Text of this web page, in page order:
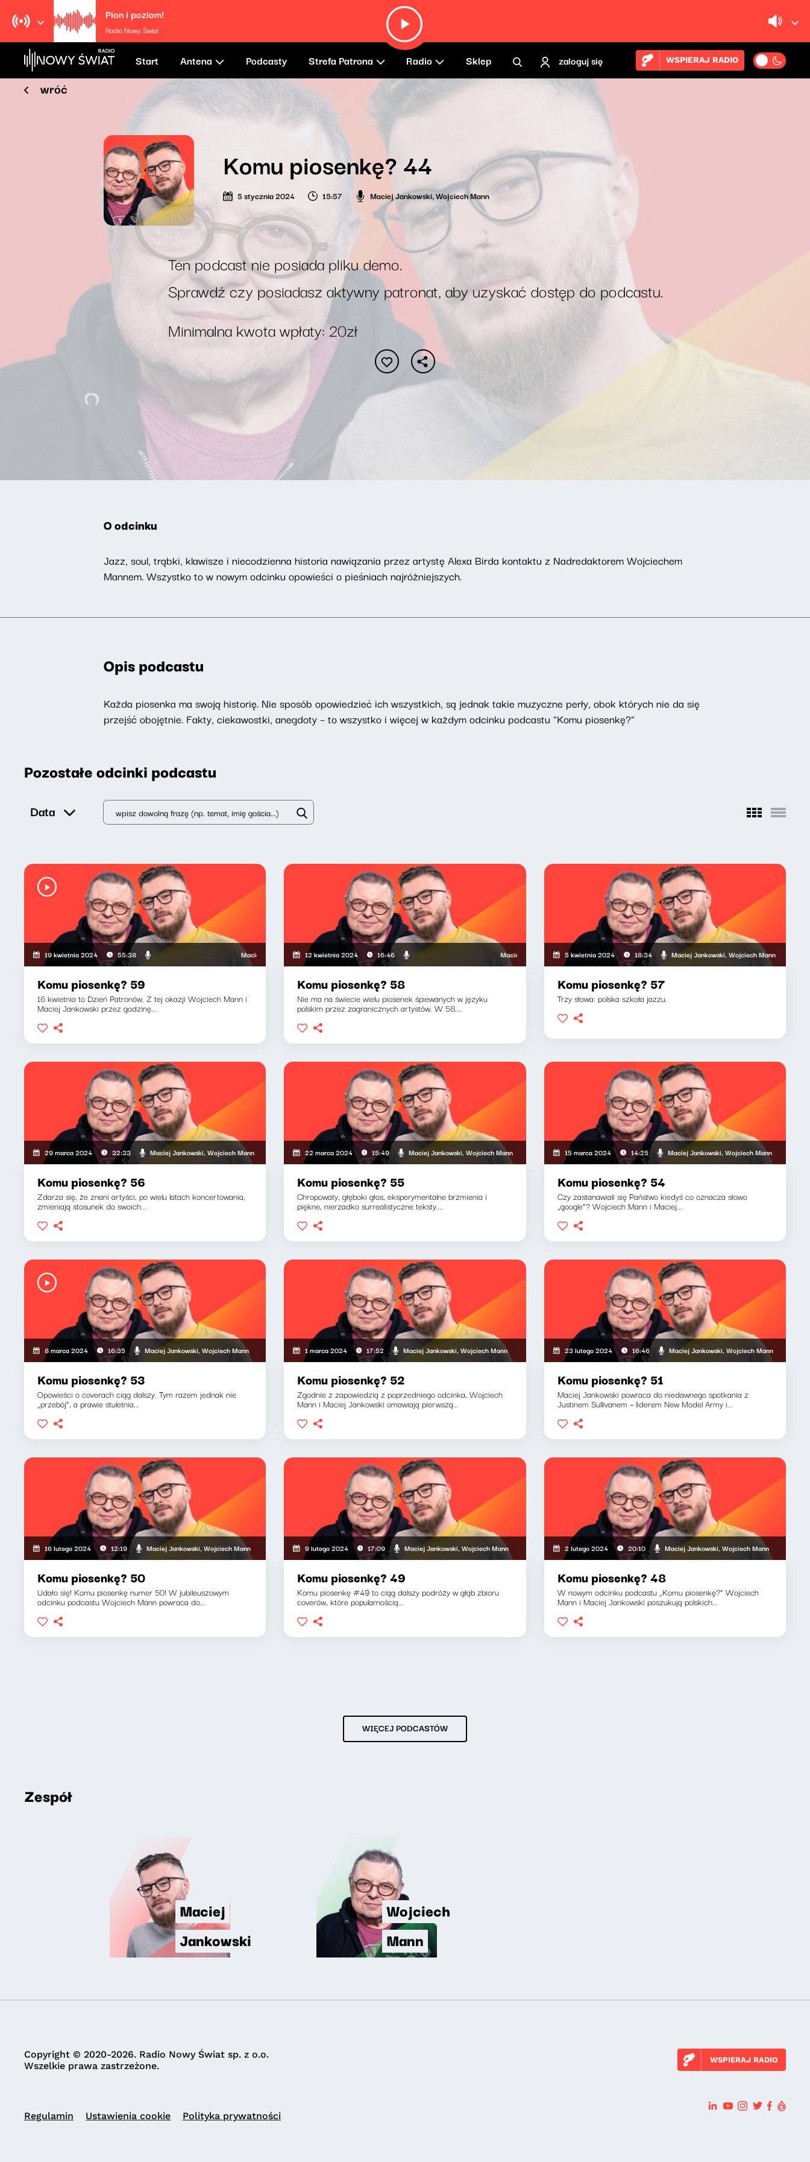
Pion i poziom!
Radio Nowy Świat
Start Antena Podcasty Strefa Patrona Radio Sklep zaloguj się WSPIERAJ RADIO
wróć
Komu piosenkę? 44
5 stycznia 2024 15:57 Maciej Jankowski,Wojciech Mann
Ten podcast nie posiada pliku demo.
Sprawdź czy posiadasz aktywny patronat, aby uzyskać dostęp do podcastu.
Minimalna kwota wpłaty: 20zł
O odcinku
Jazz, soul, trąbki, klawisze i niecodzienna historia nawiązania przez artystę Alexa Birda kontaktu z Nadredaktorem Wojciechem
Mannem. Wszystko to w nowym odcinku opowieści o pieśniach najróżniejszych.
Opis podcastu
Każda piosenka ma swoją historię. Nie sposób opowiedzieć ich wszystkich, są jednak takie muzyczne perły, obok których nie da się
przejść obojętnie. Fakty, ciekawostki, anegdoty – to wszystko i więcej w każdym odcinku podcastu "Komu piosenkę?"
Pozostałe odcinki podcastu
Data
19 kwietnia 2024 55:38 Maciej Jankowski, Wojciech Mann
Komu piosenkę? 59
16 kwietnia to Dzień Patronów. Z tej okazji Wojciech Mann i
Maciej Jankowski przez godzinę...
12 kwietnia 2024 16:46 Maciej Jankowski, Wojciech Mann
Komu piosenkę? 58
Nie ma na świecie wielu piosenek śpiewanych w języku
polskim przez zagranicznych artystów. W 58....
5 kwietnia 2024 18:34 Maciej Jankowski, Wojciech Mann
Komu piosenkę? 57
Trzy słowa: polska szkoła jazzu.
29 marca 2024 32:33 Maciej Jankowski, Wojciech Mann
Komu piosenkę? 56
Zdarza się, że znani artyści, po wielu latach koncertowania,
zmieniają stosunek do swoich...
22 marca 2024 15:49 Maciej Jankowski, Wojciech Mann
Komu piosenkę? 55
Chropowaty, głęboki głos, eksperymentalne brzmienia i
piękne, nierzadko surrealistyczne teksty....
15 marca 2024 14:25 Maciej Jankowski, Wojciech Mann
Komu piosenkę? 54
Czy zastanawiali się Państwo kiedyś co oznacza słowo
„google”? Wojciech Mann i Maciej...
8 marca 2024 16:35 Maciej Jankowski, Wojciech Mann
Komu piosenkę? 53
Opowieści o coverach ciąg dalszy. Tym razem jednak nie
„przebój”, a prawie stuletnia...
1 marca 2024 17:52 Maciej Jankowski, Wojciech Mann
Komu piosenkę? 52
Zgodnie z zapowiedzią z poprzedniego odcinka, Wojciech
Mann i Maciej Jankowski omawiają pierwszą...
23 lutego 2024 16:46 Maciej Jankowski, Wojciech Mann
Komu piosenkę? 51
Maciej Jankowski powraca do niedawnego spotkania z
Justinem Sullivanem – liderem New Model Army i...
16 lutego 2024 12:19 Maciej Jankowski, Wojciech Mann
Komu piosenkę? 50
Udało się! Komu piosenkę numer 50! W jubileuszowym
odcinku podcastu Wojciech Mann powraca do...
9 lutego 2024 17:09 Maciej Jankowski, Wojciech Mann
Komu piosenkę? 49
Komu piosenkę #49 to ciąg dalszy podróży w głąb zbioru
coverów, które popularnością...
2 lutego 2024 20:10 Maciej Jankowski, Wojciech Mann
Komu piosenkę? 48
W nowym odcinku podcastu „Komu piosenkę?” Wojciech
Mann i Maciej Jankowski poszukują polskich...
WIĘCEJ PODCASTÓW
Zespół
Maciej
Jankowski
Wojciech
Mann
Copyright © 2020-2026. Radio Nowy Świat sp. z o.o.
Wszelkie prawa zastrzeżone.
WSPIERAJ RADIO
Regulamin Ustawienia cookie Polityka prywatności